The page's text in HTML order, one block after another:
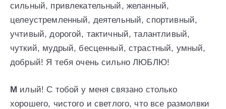
сильный, привлекательный, желанный,
целеустремленный, деятельный, спортивный,
учтивый, дорогой, тактичный, талантливый,
чуткий, мудрый, бесценный, страстный, умный,
добрый! Я тебя очень сильно ЛЮБЛЮ!
М илый! С тобой у меня связано столько
хорошего, чистого и светлого, что все размолвки